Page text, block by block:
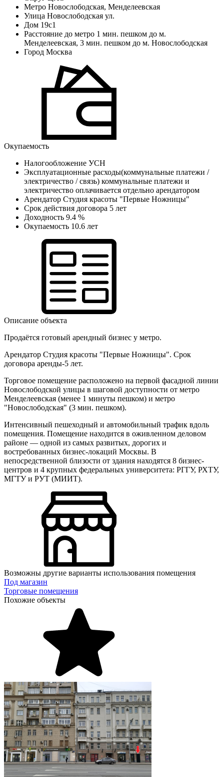
Метро Новослободская, Менделеевская
Улица Новослободская ул.
Дом 19с1
Расстояние до метро 1 мин. пешком до м.
Менделеевская, 3 мин. пешком до м. Новослободская
Город Москва
Окупаемость
Налогообложение УСН
Эксплуатационные расходы(коммунальные платежи /
электричество / связь) коммунальные платежи и
электричество оплачивается отдельно арендатором
Арендатор Студия красоты "Первые Ножницы"
Cрок действия договора 5 лет
Доходность 9.4 %
Окупаемость 10.6 лет
Описание объекта
Продаётся готовый арендный бизнес у метро.
Арендатор Студия красоты "Первые Ножницы". Срок
договора аренды-5 лет.
Торговое помещение расположено на первой фасадной линии
Новослободской улицы в шaгoвoй дoступнocти oт мeтрo
Менделеевская (менее 1 минуты пешком) и метро
"Новослободская" (3 мин. пешком).
Интенсивный пешеходный и автомобильный трафик вдоль
помещения. Помещение находится в оживленном деловом
районе — одной из самых развитых, дорогих и
востребованных бизнес-локаций Москвы. В
непосредственной близости от здания находятся 8 бизнес-
центров и 4 крупных федеральных университета: РГГУ, РХТУ,
МГТУ и РУТ (МИИТ).
Возможны другие варианты использования помещения
Под магазин
Торговые помещения
Похожие объекты